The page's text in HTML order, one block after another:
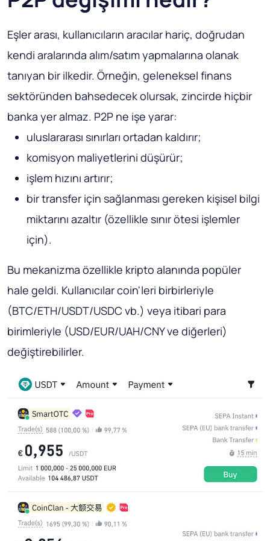
Eşler arası, kullanıcıların aracılar hariç, doğrudan
kendi aralarında alım/satım yapmalarına olanak
tanıyan bir ilkedir. Örneğin, geleneksel finans
sektöründen bahsedecek olursak, zincirde hiçbir
banka yer almaz. P2P ne işe yarar:
uluslararası sınırları ortadan kaldırır;
komisyon maliyetlerini düşürür;
işlem hızını artırır;
bir transfer için sağlanması gereken kişisel bilgi
miktarını azaltır (özellikle sınır ötesi işlemler
için).
Bu mekanizma özellikle kripto alanında popüler
hale geldi. Kullanıcılar coin'leri birbirleriyle
(BTC/ETH/USDT/USDC vb.) veya itibari para
birimleriyle (USD/EUR/UAH/CNY ve diğerleri)
değiştirebilirler.